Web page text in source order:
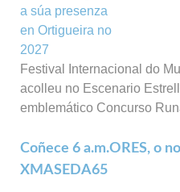
Festival Internacional do
acolleu no Escenario
emblemático Concurso
Coñece 6 a.m.ORES, o
XMASEDA65